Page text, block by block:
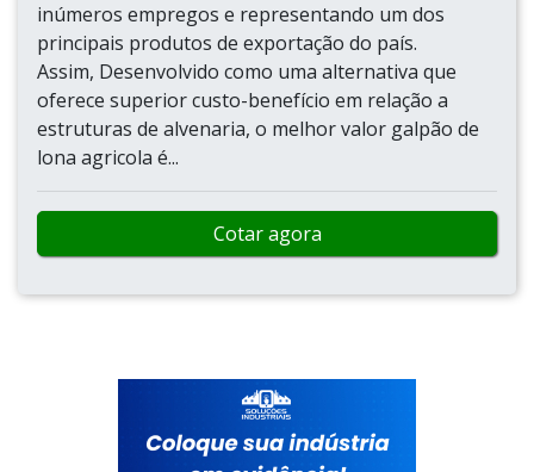
inúmeros empregos e representando um dos
principais produtos de exportação do país.
Assim, Desenvolvido como uma alternativa que
oferece superior custo-benefício em relação a
estruturas de alvenaria, o melhor valor galpão de
lona agricola é...
Cotar agora